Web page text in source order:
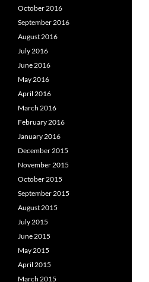
October 2016
September 2016
August 2016
July 2016
June 2016
May 2016
April 2016
March 2016
February 2016
January 2016
December 2015
November 2015
October 2015
September 2015
August 2015
July 2015
June 2015
May 2015
April 2015
March 2015